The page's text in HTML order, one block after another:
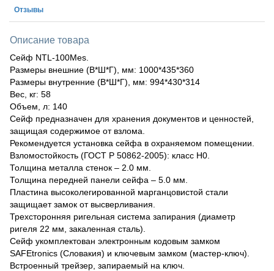
Отзывы
Описание товара
Сейф NTL-100Mes.
Размеры внешние (В*Ш*Г), мм: 1000*435*360
Размеры внутренние (В*Ш*Г), мм: 994*430*314
Вес, кг: 58
Объем, л: 140
Сейф предназначен для хранения документов и ценностей,
защищая содержимое от взлома.
Рекомендуется установка сейфа в охраняемом помещении.
Взломостойкость (ГОСТ Р 50862-2005): класс Н0.
Толщина металла стенок – 2.0 мм.
Толщина передней панели сейфа – 5.0 мм.
Пластина высоколегированной марганцовистой стали
защищает замок от высверливания.
Трехсторонняя ригельная система запирания (диаметр
ригеля 22 мм, закаленная сталь).
Сейф укомплектован электронным кодовым замком
SAFEtronics (Словакия) и ключевым замком (мастер-ключ).
Встроенный трейзер, запираемый на ключ.